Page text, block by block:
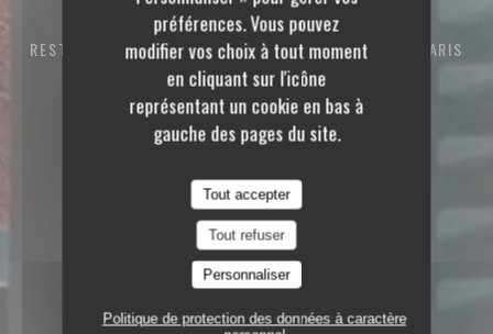
préférences. Vous pouvez
modifier vos choix à tout moment
en cliquant sur l'icône
représentant un cookie en bas à
gauche des pages du site.
Tout accepter
Tout refuser
Personnaliser
Politique de protection des données à caractère
RESTAURANT BISTROT 94 RUE DES DAMES 75017 PARIS